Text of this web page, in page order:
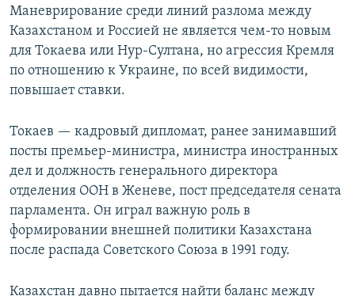
Маневрирование среди линий разлома между
Казахстаном и Россией не является чем-то новым
для Токаева или Нур-Султана, но агрессия Кремля
по отношению к Украине, по всей видимости,
повышает ставки.
Токаев — кадровый дипломат, ранее занимавший
посты премьер-министра, министра иностранных
дел и должность генерального директора
отделения ООН в Женеве, пост председателя сената
парламента. Он играл важную роль в
формировании внешней политики Казахстана
после распада Советского Союза в 1991 году.
Казахстан давно пытается найти баланс между